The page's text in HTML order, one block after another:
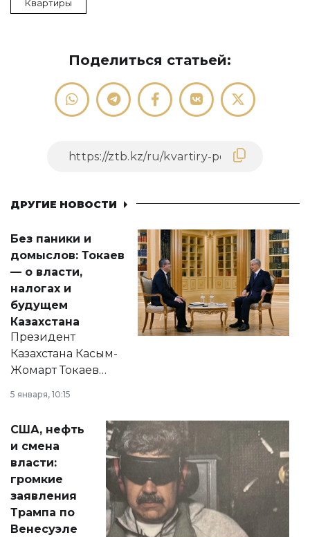
Квартиры
Поделиться статьей:
ДРУГИЕ НОВОСТИ
Без паники и
домыслов: Токаев
— о власти,
налогах и
будущем
Казахстана
Президент
Казахстана Касым-
Жомарт Токаев
сразу несколько
актуальных тем —
от слухов о
политических
реформах до
вопросов армии,
экономики и
личного здоровья.
5 января, 10:15
США, нефть
и смена
власти:
громкие
заявления
Трампа по
Венесуэле